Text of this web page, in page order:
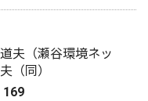
夫（瀬谷環境ネッ
（同）
169